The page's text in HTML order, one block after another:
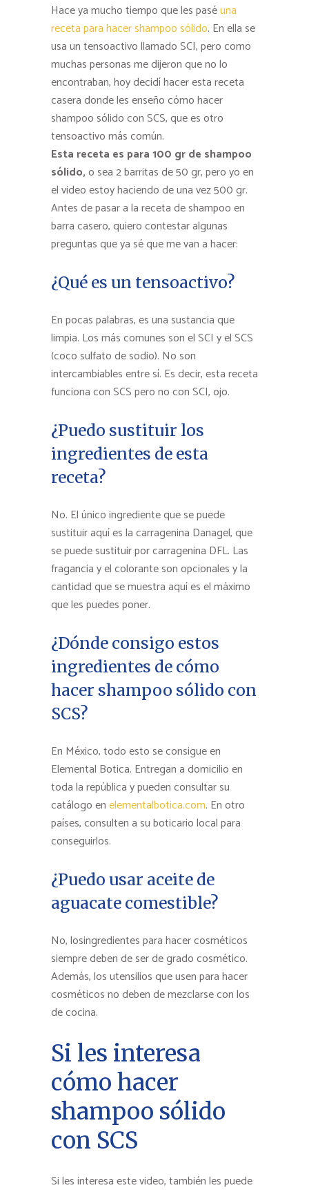
Hace ya mucho tiempo que les paséuna
receta para hacer shampoo sólido. En ella se
usa un tensoactivo llamado SCI, pero como
muchas personas me dijeron que no lo
encontraban, hoy decidí hacer esta receta
casera donde les enseño cómo hacer
shampoo sólido con SCS, que es otro
tensoactivo más común.
Esta receta es para 100 gr de shampoo
sólido,o sea 2 barritas de 50 gr, pero yo en
el video estoy haciendo de una vez 500 gr.
Antes de pasar a la receta de shampoo en
barra casero, quiero contestar algunas
preguntas que ya sé que me van a hacer:
¿Qué es un tensoactivo?
En pocas palabras, es una sustancia que
limpia. Los más comunes son el SCI y el SCS
(coco sulfato de sodio). No son
intercambiables entre sí. Es decir, esta receta
funciona con SCS pero no con SCI, ojo.
¿Puedo sustituir los
ingredientes de esta
receta?
No. El único ingrediente que se puede
sustituir aquí es la carragenina Danagel, que
se puede sustituir por carragenina DFL. Las
fragancia y el colorante son opcionales y la
cantidad que se muestra aquí es el máximo
que les puedes poner.
¿Dónde consigo estos
ingredientes de cómo
hacer shampoo sólido con
SCS?
En México, todo esto se consigue en
Elemental Botica. Entregan a domicilio en
toda la república y pueden consultar su
catálogo enelementalbotica.com. En otro
países, consulten a su boticario local para
conseguirlos.
¿Puedo usar aceite de
aguacate comestible?
No, losingredientes para hacer cosméticos
siempre deben de ser de grado cosmético.
Además, los utensilios que usen para hacer
cosméticos no deben de mezclarse con los
de cocina.
Si les interesa
cómo hacer
shampoo sólido
con SCS
Si les interesa este video, también les puede